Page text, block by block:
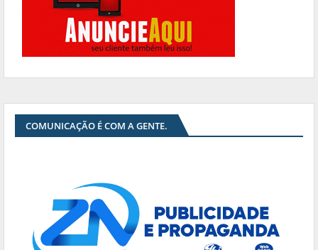
COMUNICAÇÃO É COM A GENTE.